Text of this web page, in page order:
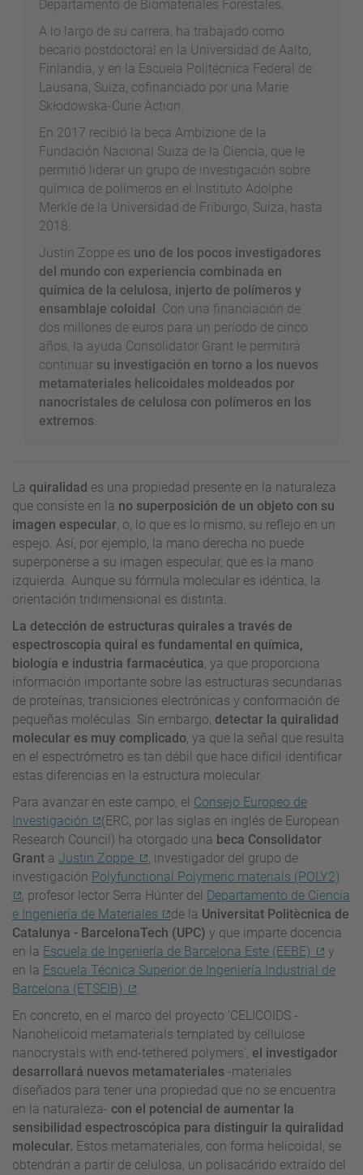
Departamento de Biomateriales Forestales.
A lo largo de su carrera, ha trabajado como
becario postdoctoral en la Universidad de Aalto,
Finlandia, y en la Escuela Politécnica Federal de
Lausana, Suiza, cofinanciado por una Marie
Skłodowska-Curie Action.
En 2017 recibió la beca Ambizione de la
Fundación Nacional Suiza de la Ciencia, que le
permitió liderar un grupo de investigación sobre
química de polímeros en el Instituto Adolphe
Merkle de la Universidad de Friburgo, Suiza, hasta
2018.
Justin Zoppe es uno de los pocos investigadores
del mundo con experiencia combinada en
química de la celulosa, injerto de polímeros y
ensamblaje coloidal . Con una financiación de
dos millones de euros para un período de cinco
años, la ayuda Consolidator Grant le permitirá
continuar su investigación en torno a los nuevos
metamateriales helicoidales moldeados por
nanocristales de celulosa con polímeros en los
extremos.
La quiralidad es una propiedad presente en la naturaleza
que consiste en la no superposición de un objeto con su
imagen especular, o, lo que es lo mismo, su reflejo en un
espejo. Así, por ejemplo, la mano derecha no puede
superponerse a su imagen especular, que es la mano
izquierda. Aunque su fórmula molecular es idéntica, la
orientación tridimensional es distinta.
La detección de estructuras quirales a través de
espectroscopia quiral es fundamental en química,
biología e industria farmacéutica, ya que proporciona
información importante sobre las estructuras secundarias
de proteínas, transiciones electrónicas y conformación de
pequeñas moléculas. Sin embargo, detectar la quiralidad
molecular es muy complicado, ya que la señal que resulta
en el espectrómetro es tan débil que hace difícil identificar
estas diferencias en la estructura molecular.
Para avanzar en este campo, el Consejo Europeo de
Investigación
(ERC, por las siglas en inglés de European
Research Council) ha otorgado una beca Consolidator
Grant a Justin Zoppe
, investigador del grupo de
investigación Polyfunctional Polymeric materials (POLY2)
, profesor lector Serra Húnter del Departamento de Ciencia
e Ingeniería de Materiales
de la Universitat Politècnica de
Catalunya - BarcelonaTech (UPC) y que imparte docencia
en la Escuela de Ingeniería de Barcelona Este (EEBE)
y
en la Escuela Técnica Superior de Ingeniería Industrial de
Barcelona (ETSEIB)
.
En concreto, en el marco del proyecto 'CELICOIDS -
Nanohelicoid metamaterials templated by cellulose
nanocrystals with end-tethered polymers', el investigador
desarrollará nuevos metamateriales -materiales
diseñados para tener una propiedad que no se encuentra
en la naturaleza- con el potencial de aumentar la
sensibilidad espectroscópica para distinguir la quiralidad
molecular. Estos metamateriales, con forma helicoidal, se
obtendrán a partir de celulosa, un polisacárido extraído del